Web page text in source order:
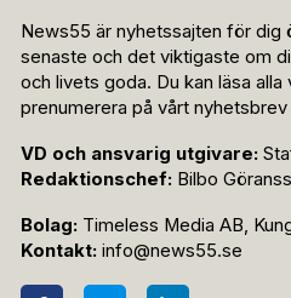
News55 är nyhetssajten för dig
senaste och det viktigaste om
och livets goda. Du kan läsa alla
prenumerera på vårt
VD och ansvarig utgivare:
Redaktionschef: Bilbo
Bolag: Timeless Media AB,
Kontakt: info@news55.se